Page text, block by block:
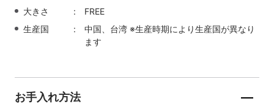
大きさ
FREE
生産国
中国、台湾 ※生産時期により生産国が異なり
ます
お手入れ方法